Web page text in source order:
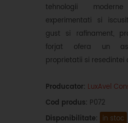
tehnologii
experimentati si
gust si rafinament,
forjat ofera un
proprietatii si resedintei
Producator: LuxAvel
Cod produs: P072
Disponibilitate: in stoc